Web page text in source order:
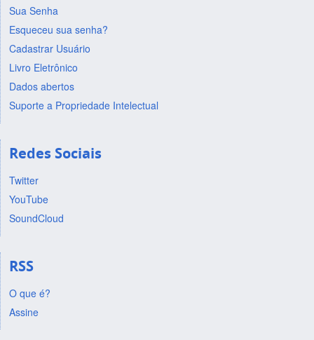
Sua Senha
Esqueceu sua senha?
Cadastrar Usuário
Livro Eletrônico
Dados abertos
Suporte a Propriedade Intelectual
Redes Sociais
Twitter
YouTube
SoundCloud
RSS
O que é?
Assine